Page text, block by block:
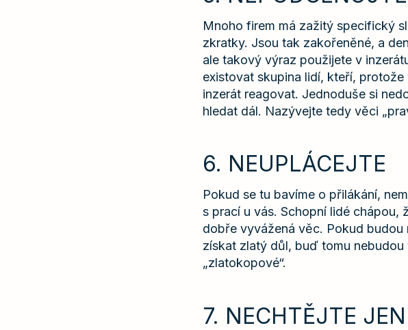
Mnoho firem má zažitý specifický
zkratky. Jsou tak zakořeněné, a
ale takový výraz použijete v
existovat skupina lidí, kteří,
inzerát reagovat. Jednoduše si
hledat dál. Nazývejte tedy věci
6. NEUPLÁCEJTE
Pokud se tu bavíme o přilákání,
s prací u vás. Schopní lidé chápou,
dobře vyvážená věc. Pokud budou
získat zlatý důl, buď tomu
„zlatokopové“.
7. NECHTĚJTE